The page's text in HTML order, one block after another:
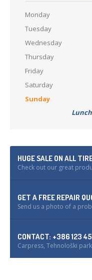
Monday
Tuesday
Wednesday
Thursday
Friday
Saturday
Sunday
HUGE SALE ON ALL
Check out our great
GET A FREE REPAIR
Send us a photo of a
CONTACT: +386 123
Carpress, Tehnološki